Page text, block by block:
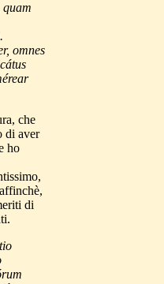
quam
omnes
che
di aver
ho
di